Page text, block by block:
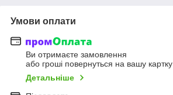
Умови оплати
Ви отримаєте замовлення
або гроші повернуться на вашу картку
Детальніше